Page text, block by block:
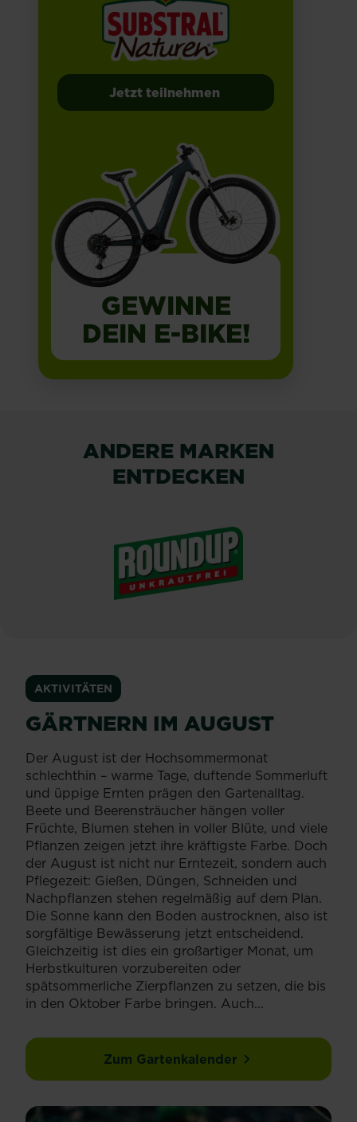
Jetzt teilnehmen
GEWINNE
DEIN E-BIKE!
ANDERE MARKEN
ENTDECKEN
AKTIVITÄTEN
GÄRTNERN IM AUGUST
Der August ist der Hochsommermonat
schlechthin – warme Tage, duftende Sommerluft
und üppige Ernten prägen den Gartenalltag.
Beete und Beerensträucher hängen voller
Früchte, Blumen stehen in voller Blüte, und viele
Pflanzen zeigen jetzt ihre kräftigste Farbe. Doch
der August ist nicht nur Erntezeit, sondern auch
Pflegezeit: Gießen, Düngen, Schneiden und
Nachpflanzen stehen regelmäßig auf dem Plan.
Die Sonne kann den Boden austrocknen, also ist
sorgfältige Bewässerung jetzt entscheidend.
Gleichzeitig ist dies ein großartiger Monat, um
Herbstkulturen vorzubereiten oder
spätsommerliche Zierpflanzen zu setzen, die bis
in den Oktober Farbe bringen. Auch...
Zum Gartenkalender